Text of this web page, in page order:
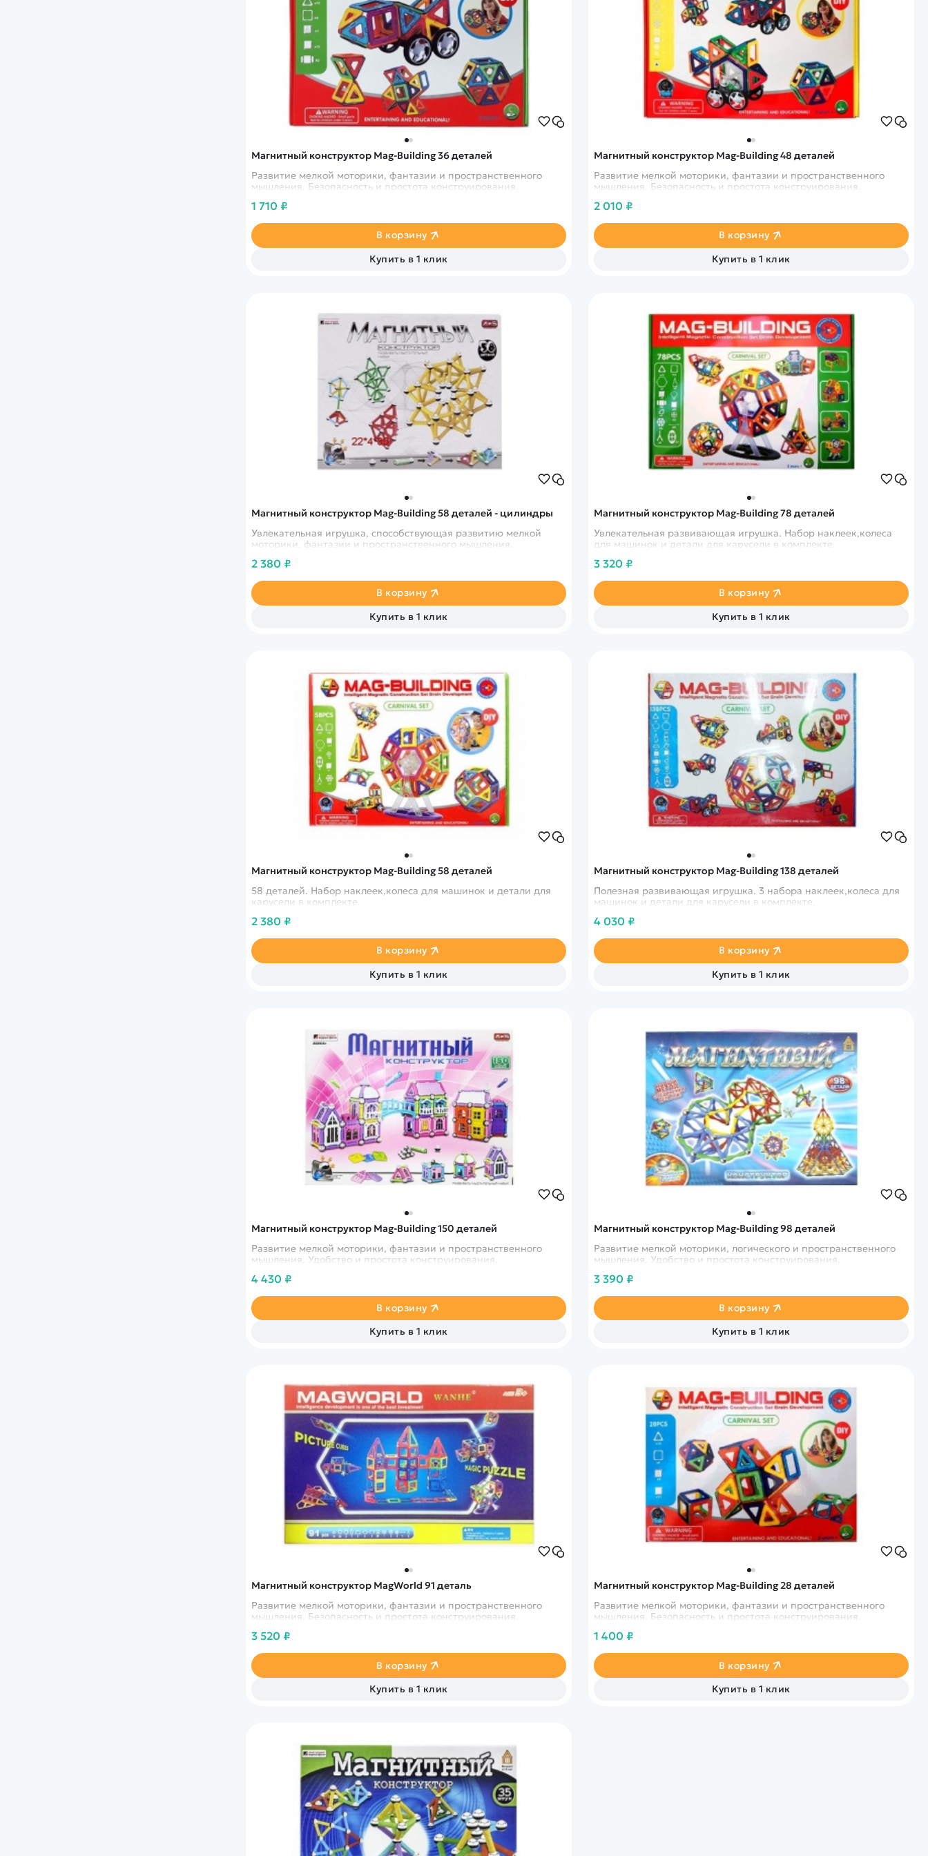
Магнитный конструктор Mag-Building 36 деталей
Развитие мелкой моторики, фантазии и пространственного
мышления. Безопасность и простота конструирования.
1 710 ₽
В корзину
Купить в 1 клик
Магнитный конструктор Mag-Building 48 деталей
Развитие мелкой моторики, фантазии и пространственного
мышления. Безопасность и простота конструирования.
2 010 ₽
В корзину
Купить в 1 клик
Магнитный конструктор Mag-Building 58 деталей - цилиндры
Увлекательная игрушка, способствующая развитию мелкой
моторики, фантазии и пространственного мышления.
2 380 ₽
В корзину
Купить в 1 клик
Магнитный конструктор Mag-Building 78 деталей
Увлекательная развивающая игрушка. Набор наклеек,колеса
для машинок и детали для карусели в комплекте.
3 320 ₽
В корзину
Купить в 1 клик
Магнитный конструктор Mag-Building 58 деталей
58 деталей. Набор наклеек,колеса для машинок и детали для
карусели в комплекте.
2 380 ₽
В корзину
Купить в 1 клик
Магнитный конструктор Mag-Building 138 деталей
Полезная развивающая игрушка. 3 набора наклеек,колеса для
машинок и детали для карусели в комплекте.
4 030 ₽
В корзину
Купить в 1 клик
Магнитный конструктор Mag-Building 150 деталей
Развитие мелкой моторики, фантазии и пространственного
мышления. Удобство и простота конструирования.
4 430 ₽
В корзину
Купить в 1 клик
Магнитный конструктор Mag-Building 98 деталей
Развитие мелкой моторики, логического и пространственного
мышления. Удобство и простота конструирования.
3 390 ₽
В корзину
Купить в 1 клик
Магнитный конструктор MagWorld 91 деталь
Развитие мелкой моторики, фантазии и пространственного
мышления. Безопасность и простота конструирования.
3 520 ₽
В корзину
Купить в 1 клик
Магнитный конструктор Mag-Building 28 деталей
Развитие мелкой моторики, фантазии и пространственного
мышления. Безопасность и простота конструирования.
1 400 ₽
В корзину
Купить в 1 клик